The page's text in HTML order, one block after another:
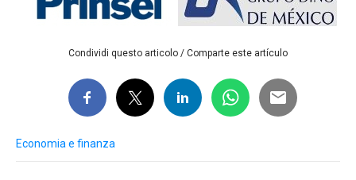
Condividi questo articolo / Comparte este artículo
Economia e finanza